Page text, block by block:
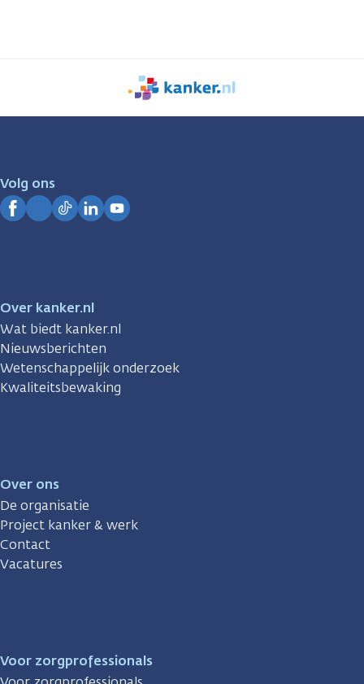
We
zijn
Volg ons
Over kanker.nl
Wat biedt kanker.nl
Nieuwsberichten
Wetenschappelijk onderzoek
Kwaliteitsbewaking
Over ons
De organisatie
Project kanker & werk
Contact
Vacatures
Voor zorgprofessionals